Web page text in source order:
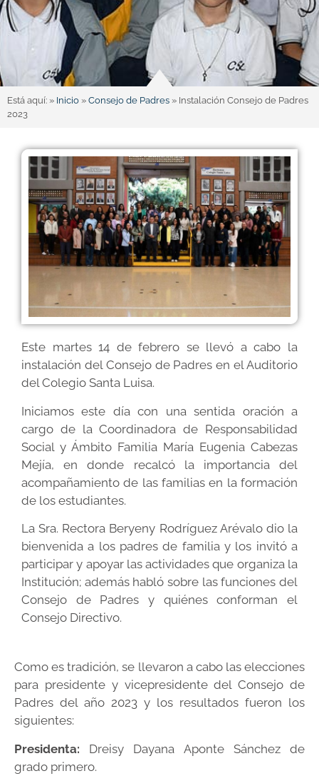
Está aquí: » Inicio » Consejo de Padres » Instalación Consejo de Padres
2023
Este martes 14 de febrero se llevó a cabo la
instalación del Consejo de Padres en el Auditorio
del Colegio Santa Luisa.
Iniciamos este día con una sentida oración a
cargo de la Coordinadora de Responsabilidad
Social y Ámbito Familia María Eugenia Cabezas
Mejía, en donde recalcó la importancia del
acompañamiento de las familias en la formación
de los estudiantes.
La Sra. Rectora Beryeny Rodríguez Arévalo dio la
bienvenida a los padres de familia y los invitó a
participar y apoyar las actividades que organiza la
Institución; además habló sobre las funciones del
Consejo de Padres y quiénes conforman el
Consejo Directivo.
Como es tradición, se llevaron a cabo las elecciones
para presidente y vicepresidente del Consejo de
Padres del año 2023 y los resultados fueron los
siguientes:
Presidenta: Dreisy Dayana Aponte Sánchez de
grado primero.